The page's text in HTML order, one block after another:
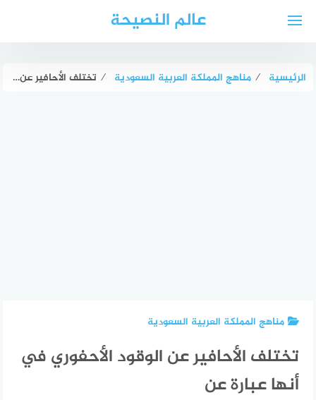
عالم النصيحة
الرئيسية ⁄ مناهج المملكة العربية السعودية ⁄ تختلف الأحافير عن الوقود الأحفوري في أنها عبارة عن
مناهج المملكة العربية السعودية
تختلف الأحافير عن الوقود الأحفوري في
أنها عبارة عن